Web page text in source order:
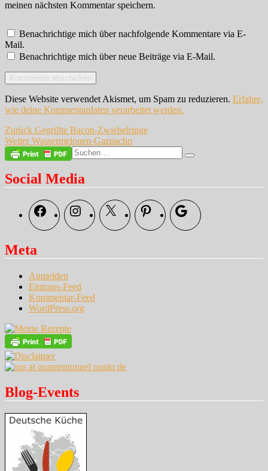
meinen nächsten Kommentar speichern.
Benachrichtige mich über nachfolgende Kommentare via E-
Mail.
Benachrichtige mich über neue Beiträge via E-Mail.
Diese Website verwendet Akismet, um Spam zu reduzieren. Erfahre,
wie deine Kommentardaten verarbeitet werden.
Beitragsnavigation
Zurück Vorheriger
Beitrag:
Gegrillte Bacon-Zwiebelringe
Weiter Nächster
Beitrag:
Wassermelonen-Gazpacho
Suche
nach:
Suchen
Social Media
FacebookInstagramX Pinterest Google
Meta
Anmelden
Eintrags-Feed
Kommentar-Feed
WordPress.org
Blog-Events